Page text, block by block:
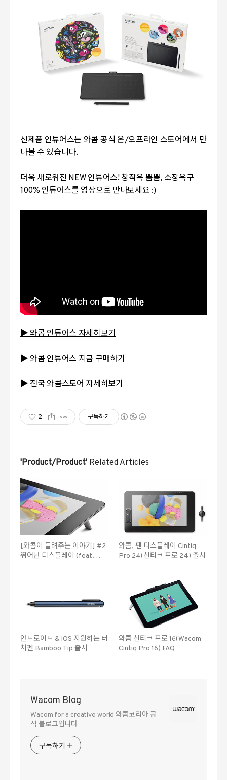
신제품 인튜어스는 와콤 공식 온/오프라인 스토어에서 만
나볼 수 있습니다.
더욱 새로워진 NEW 인튜어스! 창작욕 뿜뿜, 소장욕구
100% 인튜어스를 영상으로 만나보세요 :)
▶ 와콤 인튜어스 자세히보기
▶ 와콤 인튜어스 지금 구매하기
▶ 전국 와콤스토어 자세히보기
2 구독하기
'Product/Product' Related Articles
[와콤이 들려주는 이야기] #2
뛰어난 디스플레이 (feat. 와
와콤, 펜 디스플레이 Cintiq
Pro 24(신티크 프로 24) 출시
안드로이드 & iOS 지원하는 터
치펜 Bamboo Tip 출시
와콤 신티크 프로 16(Wacom
Cintiq Pro 16) FAQ
Wacom Blog
Wacom for a creative world 와콤코리아 공
식 블로그입니다
구독하기